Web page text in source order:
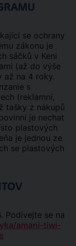
se ochrany
zákonu je
sáčků v Keni
(až do výše
až na 4 roky.
s
(reklamní,
tašky z nákupů
je nechat
plastových
je jednou ze
se plastových
Podívejte se na
amani-tiwi-